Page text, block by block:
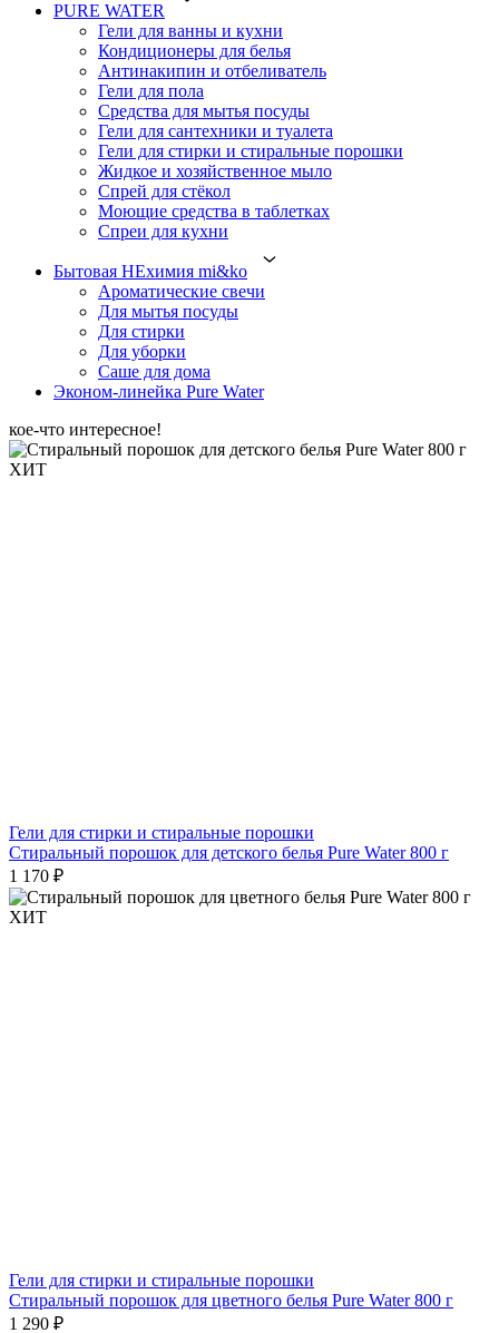
PURE WATER
Гели для ванны и кухни
Кондиционеры для белья
Антинакипин и отбеливатель
Гели для пола
Средства для мытья посуды
Гели для сантехники и туалета
Гели для стирки и стиральные порошки
Жидкое и хозяйственное мыло
Спрей для стёкол
Моющие средства в таблетках
Спреи для кухни
Бытовая НЕхимия mi&ko
Ароматические свечи
Для мытья посуды
Для стирки
Для уборки
Саше для дома
Эконом-линейка Pure Water
кое-что интересное!
ХИТ
Гели для стирки и стиральные порошки
Стиральный порошок для детского белья Pure Water 800 г
1 170 ₽
ХИТ
Гели для стирки и стиральные порошки
Стиральный порошок для цветного белья Pure Water 800 г
1 290 ₽